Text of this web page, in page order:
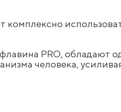
комплексно
PRO, обладают
человека, усиливая